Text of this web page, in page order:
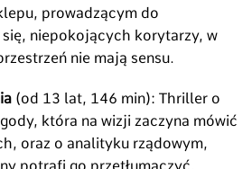
prowadzącym do
niepokojących korytarzy, w
nie mają sensu.
(od 13 lat, 146 min): Thriller o
która na wizji zaczyna mówić
oraz o analityku rządowym,
potrafi go przetłumaczyć.